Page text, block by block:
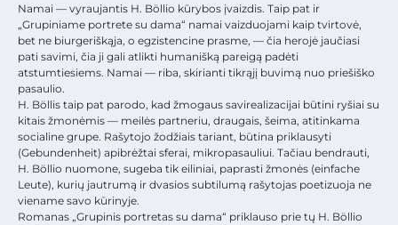
Namai — vyraujantis H. Böllio kūrybos įvaizdis. Taip pat ir
„Grupiniame portrete su dama“ namai vaizduojami kaip tvirtovė,
bet ne biurgeriškąja, o egzistencine prasme, — čia herojė jaučiasi
pati savimi, čia ji gali atlikti humanišką pareigą padėti
atstumtiesiems. Namai — riba, skirianti tikrąjį buvimą nuo priešiško
pasaulio.
H. Böllis taip pat parodo, kad žmogaus savirealizacijai būtini ryšiai su
kitais žmonėmis — meilės partneriu, draugais, šeima, atitinkama
socialine grupe. Rašytojo žodžiais tariant, būtina priklausyti
(Gebundenheit) apibrėžtai sferai, mikropasauliui. Tačiau bendrauti,
H. Böllio nuomone, sugeba tik eiliniai, paprasti žmonės (einfache
Leute), kurių jautrumą ir dvasios subtilumą rašytojas poetizuoja ne
viename savo kūrinyje.
Romanas „Grupinis portretas su dama“ priklauso prie tų H. Böllio